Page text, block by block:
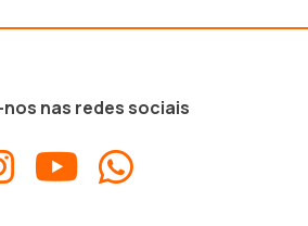
nas redes sociais